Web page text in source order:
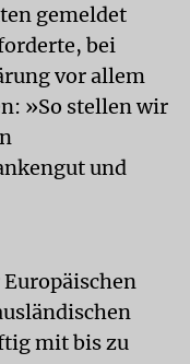
gemeldet
bei
vor allem
»So stellen wir
und
mit bis zu